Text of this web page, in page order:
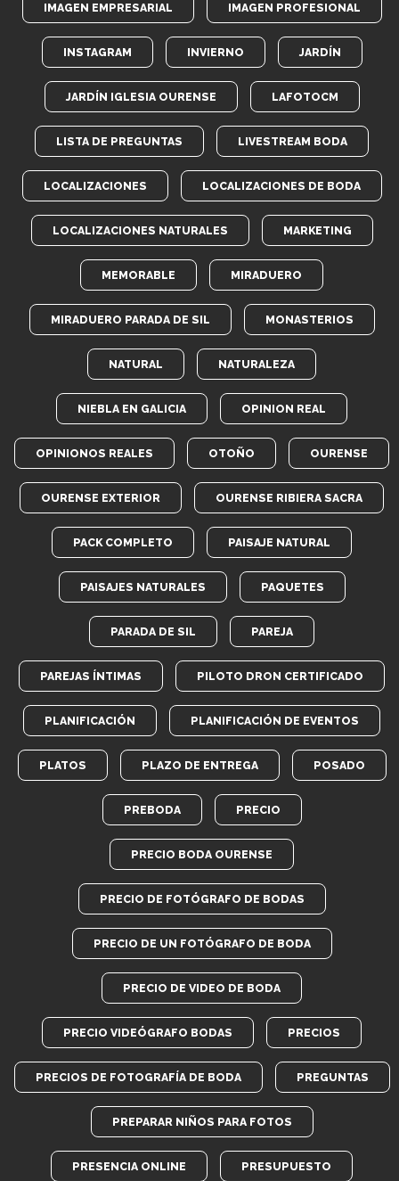
IMAGEN EMPRESARIAL IMAGEN PROFESIONAL
INSTAGRAM INVIERNO JARDÍN
JARDÍN IGLESIA OURENSE LAFOTOCM
LISTA DE PREGUNTAS LIVESTREAM BODA
LOCALIZACIONES LOCALIZACIONES DE BODA
LOCALIZACIONES NATURALES MARKETING
MEMORABLE MIRADUERO
MIRADUERO PARADA DE SIL MONASTERIOS
NATURAL NATURALEZA
NIEBLA EN GALICIA OPINION REAL
OPINIONOS REALES OTOÑO OURENSE
OURENSE EXTERIOR OURENSE RIBIERA SACRA
PACK COMPLETO PAISAJE NATURAL
PAISAJES NATURALES PAQUETES
PARADA DE SIL PAREJA
PAREJAS ÍNTIMAS PILOTO DRON CERTIFICADO
PLANIFICACIÓN PLANIFICACIÓN DE EVENTOS
PLATOS PLAZO DE ENTREGA POSADO
PREBODA PRECIO
PRECIO BODA OURENSE
PRECIO DE FOTÓGRAFO DE BODAS
PRECIO DE UN FOTÓGRAFO DE BODA
PRECIO DE VIDEO DE BODA
PRECIO VIDEÓGRAFO BODAS PRECIOS
PRECIOS DE FOTOGRAFÍA DE BODA PREGUNTAS
PREPARAR NIÑOS PARA FOTOS
PRESENCIA ONLINE PRESUPUESTO